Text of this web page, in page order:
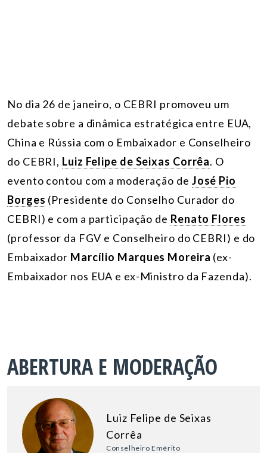
No dia 26 de janeiro, o CEBRI promoveu um
debate sobre a dinâmica estratégica entre EUA,
China e Rússia com o Embaixador e Conselheiro
do CEBRI, Luiz Felipe de Seixas Corrêa. O
evento contou com a moderação de José Pio
Borges (Presidente do Conselho Curador do
CEBRI) e com a participação de Renato Flores
(professor da FGV e Conselheiro do CEBRI) e do
Embaixador Marcílio Marques Moreira (ex-
Embaixador nos EUA e ex-Ministro da Fazenda).
ABERTURA E MODERAÇÃO
Luiz Felipe de Seixas
Corrêa
Conselheiro Emérito